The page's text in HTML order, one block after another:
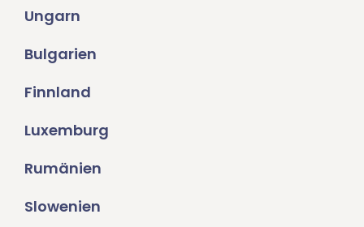
Ungarn
Bulgarien
Finnland
Luxemburg
Rumänien
Slowenien